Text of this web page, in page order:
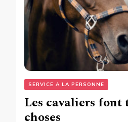
SERVICE A LA PERSONNE
Les cavaliers font
choses